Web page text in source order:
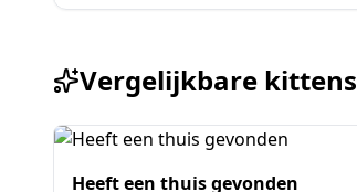
Vergelijkbare kittens
Heeft een thuis gevonden